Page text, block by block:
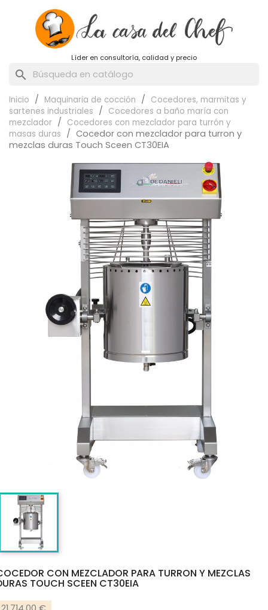
Líder en consultoría, calidad y precio
search
Inicio Maquinaria de cocción
Cocedores, marmitas y
sartenes industriales
Cocedores a baño maría con
mezclador
Cocedores con mezclador para turrón y
masas duras
Cocedor con mezclador para turron y
mezclas duras Touch Sceen CT30EIA
CON MEZCLADOR PARA TURRON Y MEZCLAS
TOUCH SCEEN CT30EIA